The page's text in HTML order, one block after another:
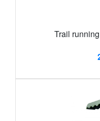
Trail